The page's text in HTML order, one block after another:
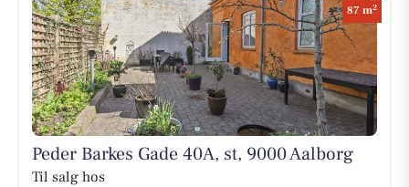
87 m2
Peder Barkes Gade 40A, st, 9000 Aalborg
Til salg hos